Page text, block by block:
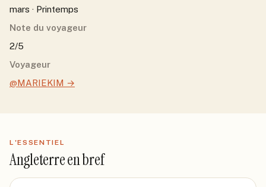
mars · Printemps
Note du voyageur
2/5
Voyageur
@MARIEKIM →
L'ESSENTIEL
Angleterreen bref